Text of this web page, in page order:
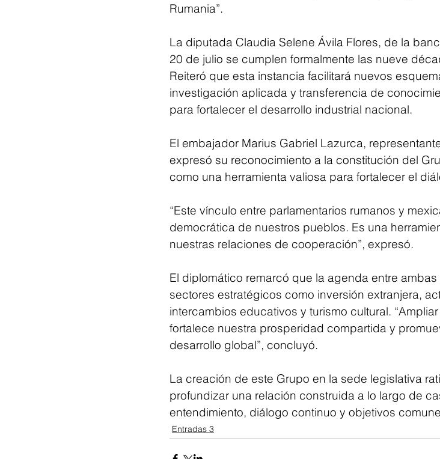
Rumania”.
La diputada Claudia Selene Ávila Flores, de la
20 de julio se cumplen formalmente las nueve
Reiteró que esta instancia facilitará nuevos
investigación aplicada y transferencia de
para fortalecer el desarrollo industrial nacional.
El embajador Marius Gabriel Lazurca,
expresó su reconocimiento a la constitución del
como una herramienta valiosa para fortalecer el
“Este vínculo entre parlamentarios rumanos y
democrática de nuestros pueblos. Es una
nuestras relaciones de cooperación”, expresó.
El diplomático remarcó que la agenda entre
sectores estratégicos como inversión extranjera,
intercambios educativos y turismo cultural.
fortalece nuestra prosperidad compartida y
desarrollo global”, concluyó.
La creación de este Grupo en la sede legislativa
profundizar una relación construida a lo largo de
entendimiento, diálogo continuo y objetivos
Entradas 3